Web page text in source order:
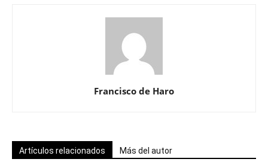
Francisco de Haro
Artículos relacionados Más del autor